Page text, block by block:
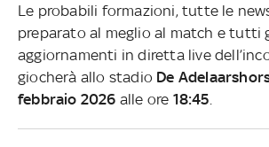
Le probabili formazioni, tutte le
preparato al meglio al match e tutti
aggiornamenti in diretta live
giocherà allo stadio De
febbraio 2026 alle ore 18:45